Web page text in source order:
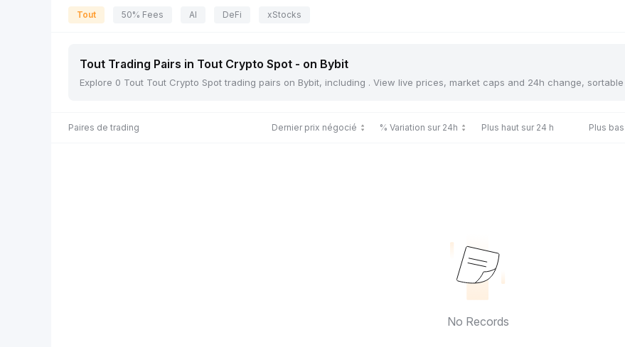
Tout 50% Fees AI DeFi xStocks
Tout Trading Pairs in Tout Crypto Spot - on Bybit
Explore 0 Tout Tout Crypto Spot trading pairs on Bybit, including . View live prices, market caps and 24h change,
Paires de trading Dernier prix négocié % Variation sur 24h Plus haut sur 24 h Plus
No Records